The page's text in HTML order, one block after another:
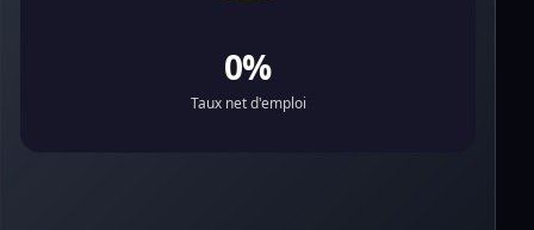
0%
Taux net d'emploi